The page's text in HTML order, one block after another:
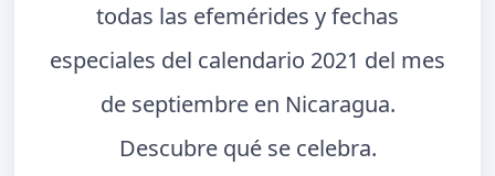
todas las efemérides y fechas
especiales del calendario 2021 del mes
de septiembre en Nicaragua.
Descubre qué se celebra.